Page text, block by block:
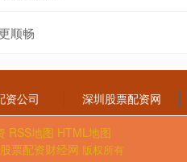
顺畅
资公司 深圳股票配资网
RSS地图 HTML地图
股票配资财经网 版权所有